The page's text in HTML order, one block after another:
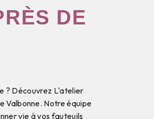
DE
? Découvrez L'atelier
Valbonne. Notre équipe
vie à vos fauteuils